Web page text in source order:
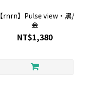
【rnrn】Pulse view・黑/
金
NT$1,380